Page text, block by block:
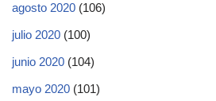
agosto 2020 (106)
julio 2020 (100)
junio 2020 (104)
mayo 2020 (101)